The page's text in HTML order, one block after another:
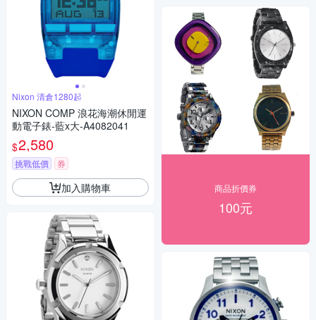
Nixon 清倉1280起
NIXON COMP 浪花海潮休閒運
動電子錶-藍x大-A4082041
$2,580
挑戰低價 券
加入購物車 商品折價券
100元